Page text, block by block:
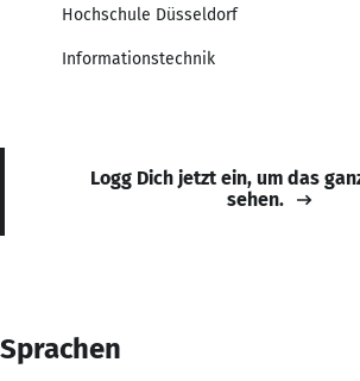
Hochschule Düsseldorf
Informationstechnik
Logg Dich jetzt ein, um das
sehen.
Sprachen